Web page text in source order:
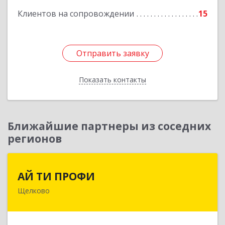
Клиентов на сопровождении 15
Отправить заявку
Показать контакты
Отправить заявку
Назад
Ближайшие партнеры из соседних
регионов
АЙ ТИ ПРОФИ
Щелково